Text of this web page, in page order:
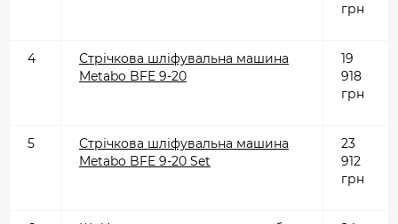
грн
4
Стрічкова шліфувальна машина
Metabo BFE 9-20
19
918
грн
5
Стрічкова шліфувальна машина
Metabo BFE 9-20 Set
23
912
грн